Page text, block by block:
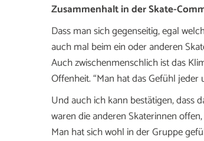
Zusammenhalt in der Skate-
Dass man sich gegenseitig, egal
auch mal beim ein oder anderen
Auch zwischenmenschlich ist das
Offenheit. “Man hat das Gefühl
Und auch ich kann bestätigen, dass
waren die anderen Skaterinnen
Man hat sich wohl in der Gruppe